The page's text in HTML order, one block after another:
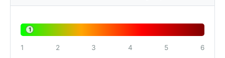
1
1 2 3 4 5 6